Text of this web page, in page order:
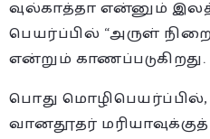
வுல்காத்தா என்னும்
பெயர்ப்பில் “அருள்
என்றும் காணப்படுகிறது.
பொது மொழிபெயர்ப்பில்,
வானதூதர்